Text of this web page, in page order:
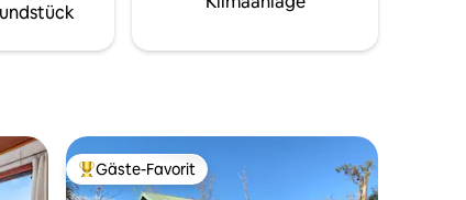
Beliebter Gäste-Favorit.
Gäste-Favorit